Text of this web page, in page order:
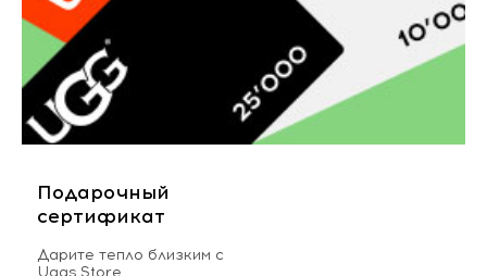
Подарочный
сертификат
Дарите тепло близким с
Uggs.Store